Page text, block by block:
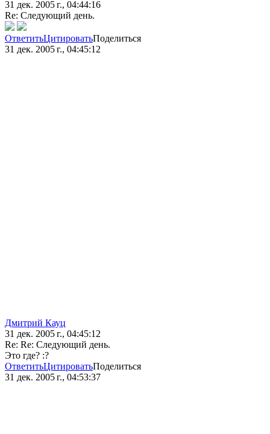
31 дек. 2005 г., 04:44:16
Re: Следующий день.
ОтветитьЦитироватьПоделиться
31 дек. 2005 г., 04:45:12
Дмитрий Кауц
31 дек. 2005 г., 04:45:12
Re: Re: Следующий день.
Это где? :?
ОтветитьЦитироватьПоделиться
31 дек. 2005 г., 04:53:37